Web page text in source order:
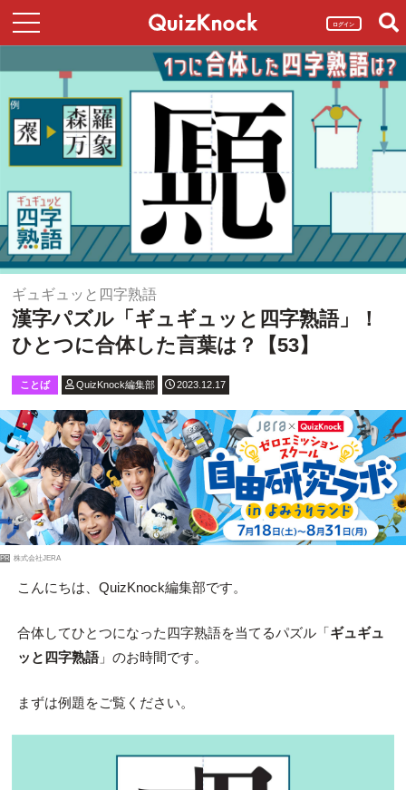
ログイン
ギュギュッと四字熟語
漢字パズル「ギュギュッと四字熟語」！
ひとつに合体した言葉は？【53】
ことば QuizKnock編集部 2023.12.17
PR 株式会社JERA
こんにちは、QuizKnock編集部です。
合体してひとつになった四字熟語を当てるパズル「ギュギュ
ッと四字熟語」のお時間です。
まずは例題をご覧ください。